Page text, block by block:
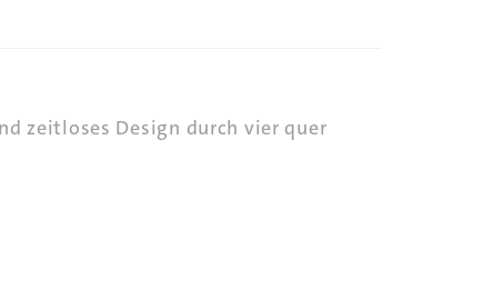
zeitloses Design durch vier quer